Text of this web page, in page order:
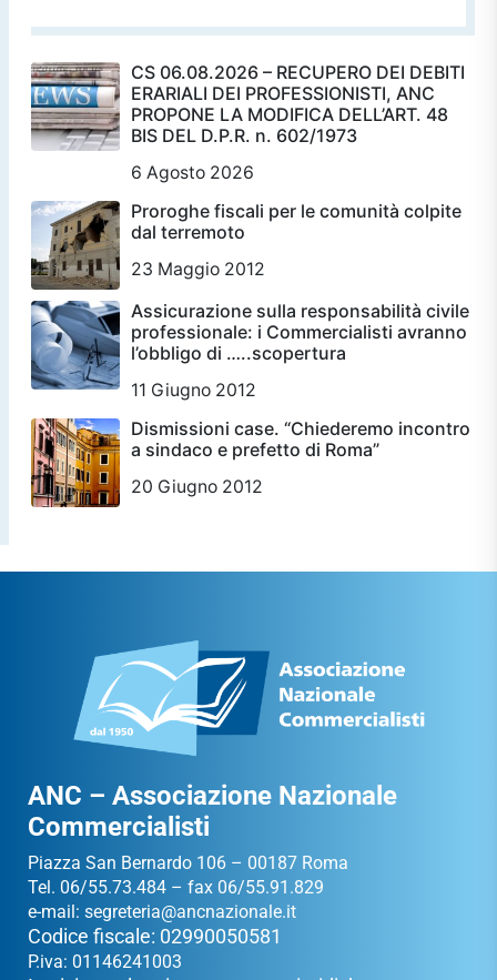
CS 06.08.2026 – RECUPERO DEI DEBITI
ERARIALI DEI PROFESSIONISTI, ANC
PROPONE LA MODIFICA DELL’ART. 48
BIS DEL D.P.R. n. 602/1973
6 Agosto 2026
Proroghe fiscali per le comunità colpite
dal terremoto
23 Maggio 2012
Assicurazione sulla responsabilità civile
professionale: i Commercialisti avranno
l’obbligo di …..scopertura
11 Giugno 2012
Dismissioni case. “Chiederemo incontro
a sindaco e prefetto di Roma”
20 Giugno 2012
ANC – Associazione Nazionale
Commercialisti
Piazza San Bernardo 106 – 00187 Roma
Tel. 06/55.73.484 – fax 06/55.91.829
e-mail: segreteria@ancnazionale.it
Codice fiscale: 02990050581
P.iva: 01146241003